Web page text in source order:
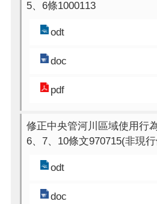
5、6條1000113
odt
doc
pdf
修正中央管河川區域使用行
6、7、10條文970715(非現
odt
doc